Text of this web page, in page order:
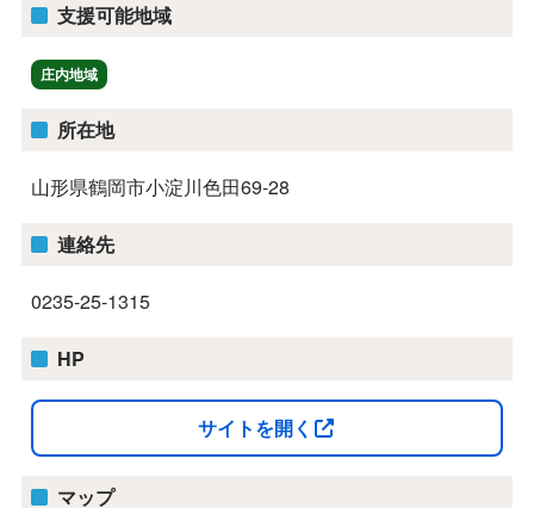
支援可能地域
庄内地域
所在地
山形県鶴岡市小淀川色田69-28
連絡先
0235-25-1315
HP
サイトを開く
マップ